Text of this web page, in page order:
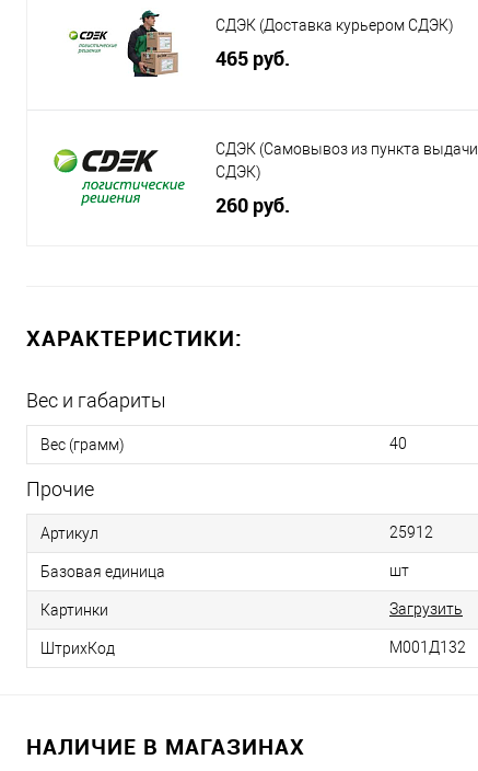
СДЭК (Доставка курьером СДЭК)
465 руб.
СДЭК (Самовывоз из пункта выдачи
СДЭК)
260 руб.
ХАРАКТЕРИСТИКИ:
Вес и габариты
Вес (грамм) 40
Прочие
Артикул 25912
Базовая единица шт
Картинки Загрузить
ШтрихКод М001Д132
НАЛИЧИЕ В МАГАЗИНАХ